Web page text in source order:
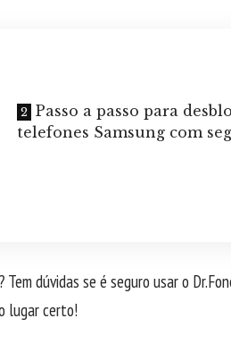
Passo a passo para
telefones Samsung com
dúvidas se é seguro usar o
lugar certo!